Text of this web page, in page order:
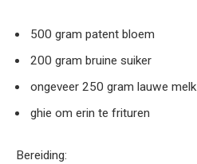
500 gram patent bloem
200 gram bruine suiker
ongeveer 250 gram lauwe melk
ghie om erin te frituren
Bereiding: